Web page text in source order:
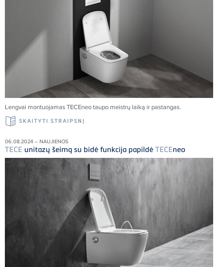
Lengvai montuojamasTECEneo taupo meistrų laiką ir pastangas.
SKAITYTI STRAIPSNĮ
06.08.2024 – NAUJIENOS
TECE unitazų šeimą su bidė funkcija papildė TECEneo